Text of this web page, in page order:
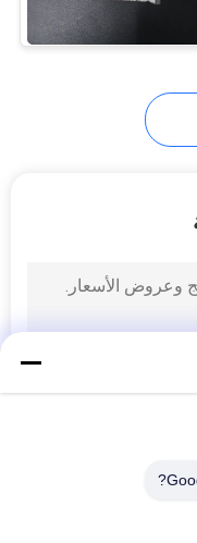
للتحلل